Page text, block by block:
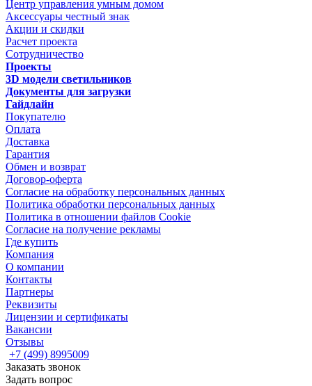
Центр управления умным домом
Аксессуары честный знак
Акции и скидки
Расчет проекта
Сотрудничество
Проекты
3D модели светильников
Документы для загрузки
Гайдлайн
Покупателю
Оплата
Доставка
Гарантия
Обмен и возврат
Договор-оферта
Согласие на обработку персональных данных
Политика обработки персональных данных
Политика в отношении файлов Cookie
Согласие на получение рекламы
Где купить
Компания
О компании
Контакты
Партнеры
Реквизиты
Лицензии и сертификаты
Вакансии
Отзывы
+7 (499) 8995009
Заказать звонок
Задать вопрос